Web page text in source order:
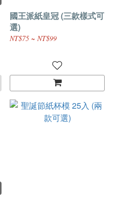
國王派紙皇冠 (三款樣式可
選)
NT$75 ~ NT$99